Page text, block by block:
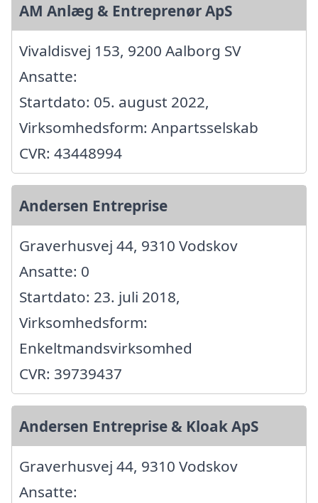
AM Anlæg & Entreprenør ApS
Vivaldisvej 153, 9200 Aalborg SV
Ansatte:
Startdato: 05. august 2022,
Virksomhedsform: Anpartsselskab
CVR: 43448994
Andersen Entreprise
Graverhusvej 44, 9310 Vodskov
Ansatte: 0
Startdato: 23. juli 2018,
Virksomhedsform:
Enkeltmandsvirksomhed
CVR: 39739437
Andersen Entreprise & Kloak ApS
Graverhusvej 44, 9310 Vodskov
Ansatte: